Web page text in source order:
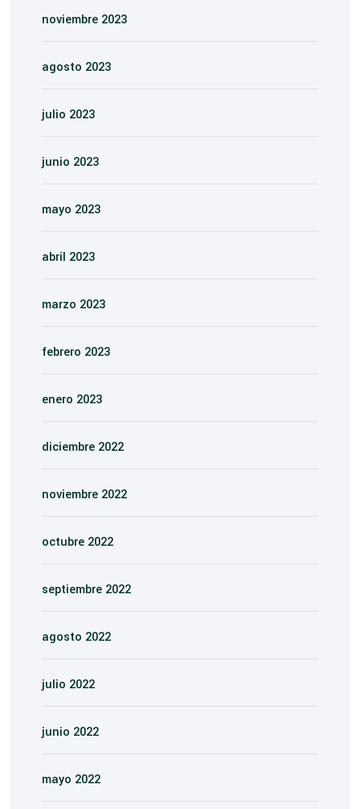
noviembre 2023
agosto 2023
julio 2023
junio 2023
mayo 2023
abril 2023
marzo 2023
febrero 2023
enero 2023
diciembre 2022
noviembre 2022
octubre 2022
septiembre 2022
agosto 2022
julio 2022
junio 2022
mayo 2022